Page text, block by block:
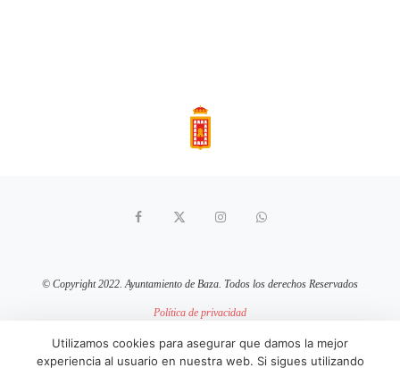
© Copyright 2022. Ayuntamiento de Baza. Todos los derechos Reservados
Política de privacidad
Política de cookies
Utilizamos cookies para asegurar que damos la mejor
experiencia al usuario en nuestra web. Si sigues utilizando